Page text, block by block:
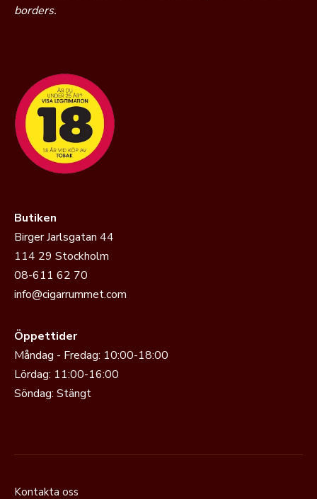
borders.
Butiken
Birger Jarlsgatan 44
114 29 Stockholm
08-611 62 70
info@cigarrummet.com
Öppettider
Måndag - Fredag: 10:00-18:00
Lördag: 11:00-16:00
Söndag: Stängt
Kontakta oss